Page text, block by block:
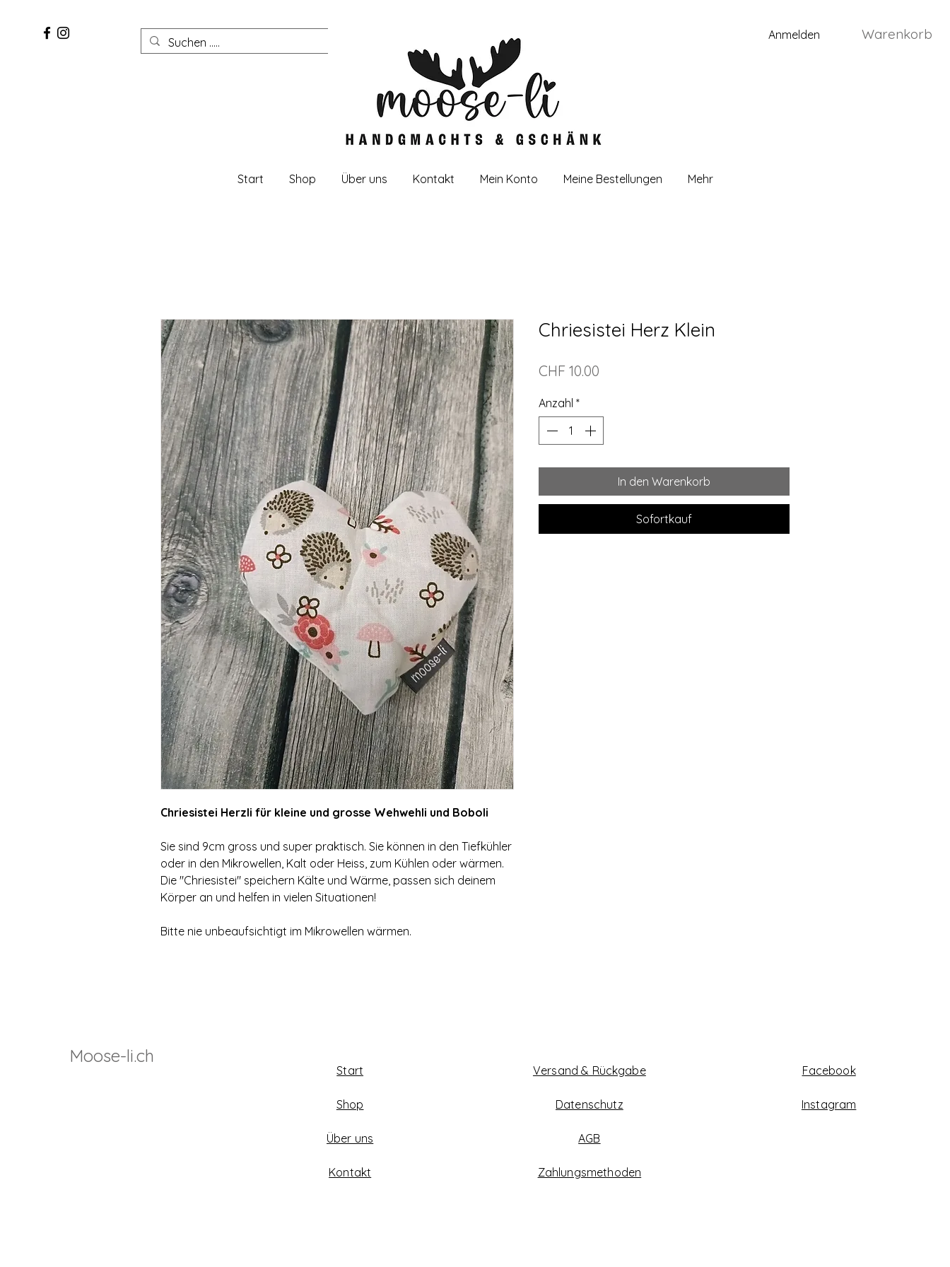
Warenkorb
Anmelden
Start Shop Über uns Kontakt Mein Konto Meine Bestellungen Mehr
Chriesistei Herzli für kleine und grosse Wehwehli und Boboli
Sie sind 9cm gross und super praktisch. Sie können in den Tiefkühler
oder in den Mikrowellen, Kalt oder Heiss, zum Kühlen oder wärmen.
Die "Chriesistei" speichern Kälte und Wärme, passen sich deinem
Körper an und helfen in vielen Situationen!
Bitte nie unbeaufsichtigt im Mikrowellen wärmen.
Chriesistei Herz Klein
CHF 10.00
Anzahl *
In den Warenkorb
Sofortkauf
Moose-li.ch
Start
Shop
Über uns
Kontakt
Versand & Rückgabe
Datenschutz
AGB
Zahlungsmethoden
Facebook
Instagram